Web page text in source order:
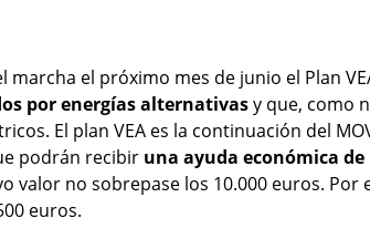
marcha el próximo mes de junio el Plan
por energías alternativasy que, como
El plan VEA es la continuación del
podrán recibir una ayuda económica de
valor no sobrepase los 10.000 euros. Por
euros.